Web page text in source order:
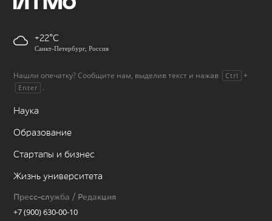
+22
Санкт-Петербург, Россия
Нашли опечатку? Сообщите нам, выделив текст и нажав Ctrl +
Enter .
Наука
Образование
Стартапы и бизнес
Жизнь университета
Пресс-служба / Редакция
+7 (900) 630-00-10